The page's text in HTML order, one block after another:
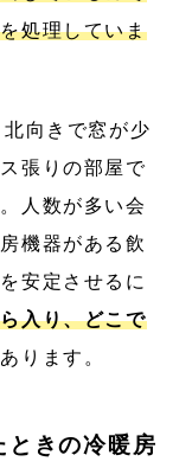
処理していま
向きで窓が少
張りの部屋で
人数が多い会
機器がある飲
安定させるに
入り、どこで
ります。
ときの冷暖房